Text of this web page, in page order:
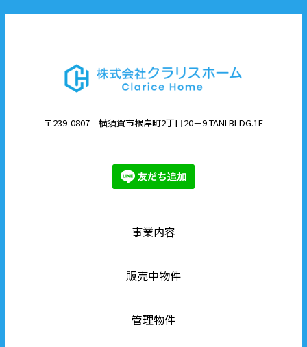
〒239-0807 横須賀市根岸町2丁目20－9 TANI BLDG.1F
事業内容
販売中物件
管理物件